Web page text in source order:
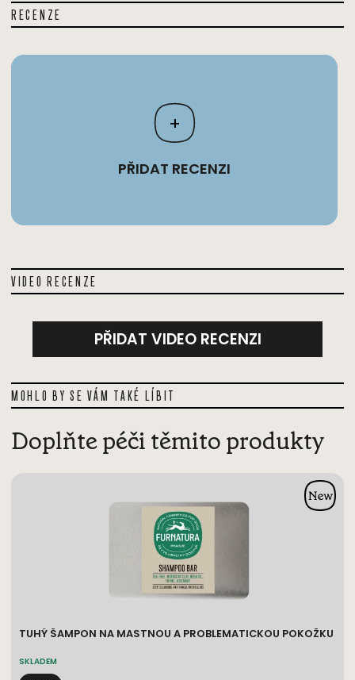
RECENZE
+
PŘIDAT RECENZI
VIDEO RECENZE
PŘIDAT VIDEO RECENZI
MOHLO BY SE VÁM TAKÉ LÍBIT
Doplňte péči těmito produkty
TUHÝ ŠAMPON NA MASTNOU A PROBLEMATICKOU POKOŽKU
SKLADEM